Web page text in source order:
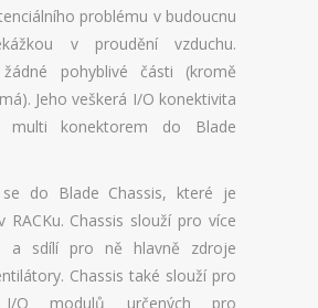
DOMÉNY
CENÍK DOMÉN
AKCE DOMÉN
ZMĚNY DOMÉN
NÁSTROJE
problému v budoucnu
v proudění vzduchu.
žádné pohyblivé části (kromě
Jeho veškerá I/O konektivita
multi konektorem do Blade
se do Blade Chassis, které je
RACKu. Chassis slouží pro více
a sdílí pro ně hlavně zdroje
Chassis také slouží pro
I/O modulů určených pro